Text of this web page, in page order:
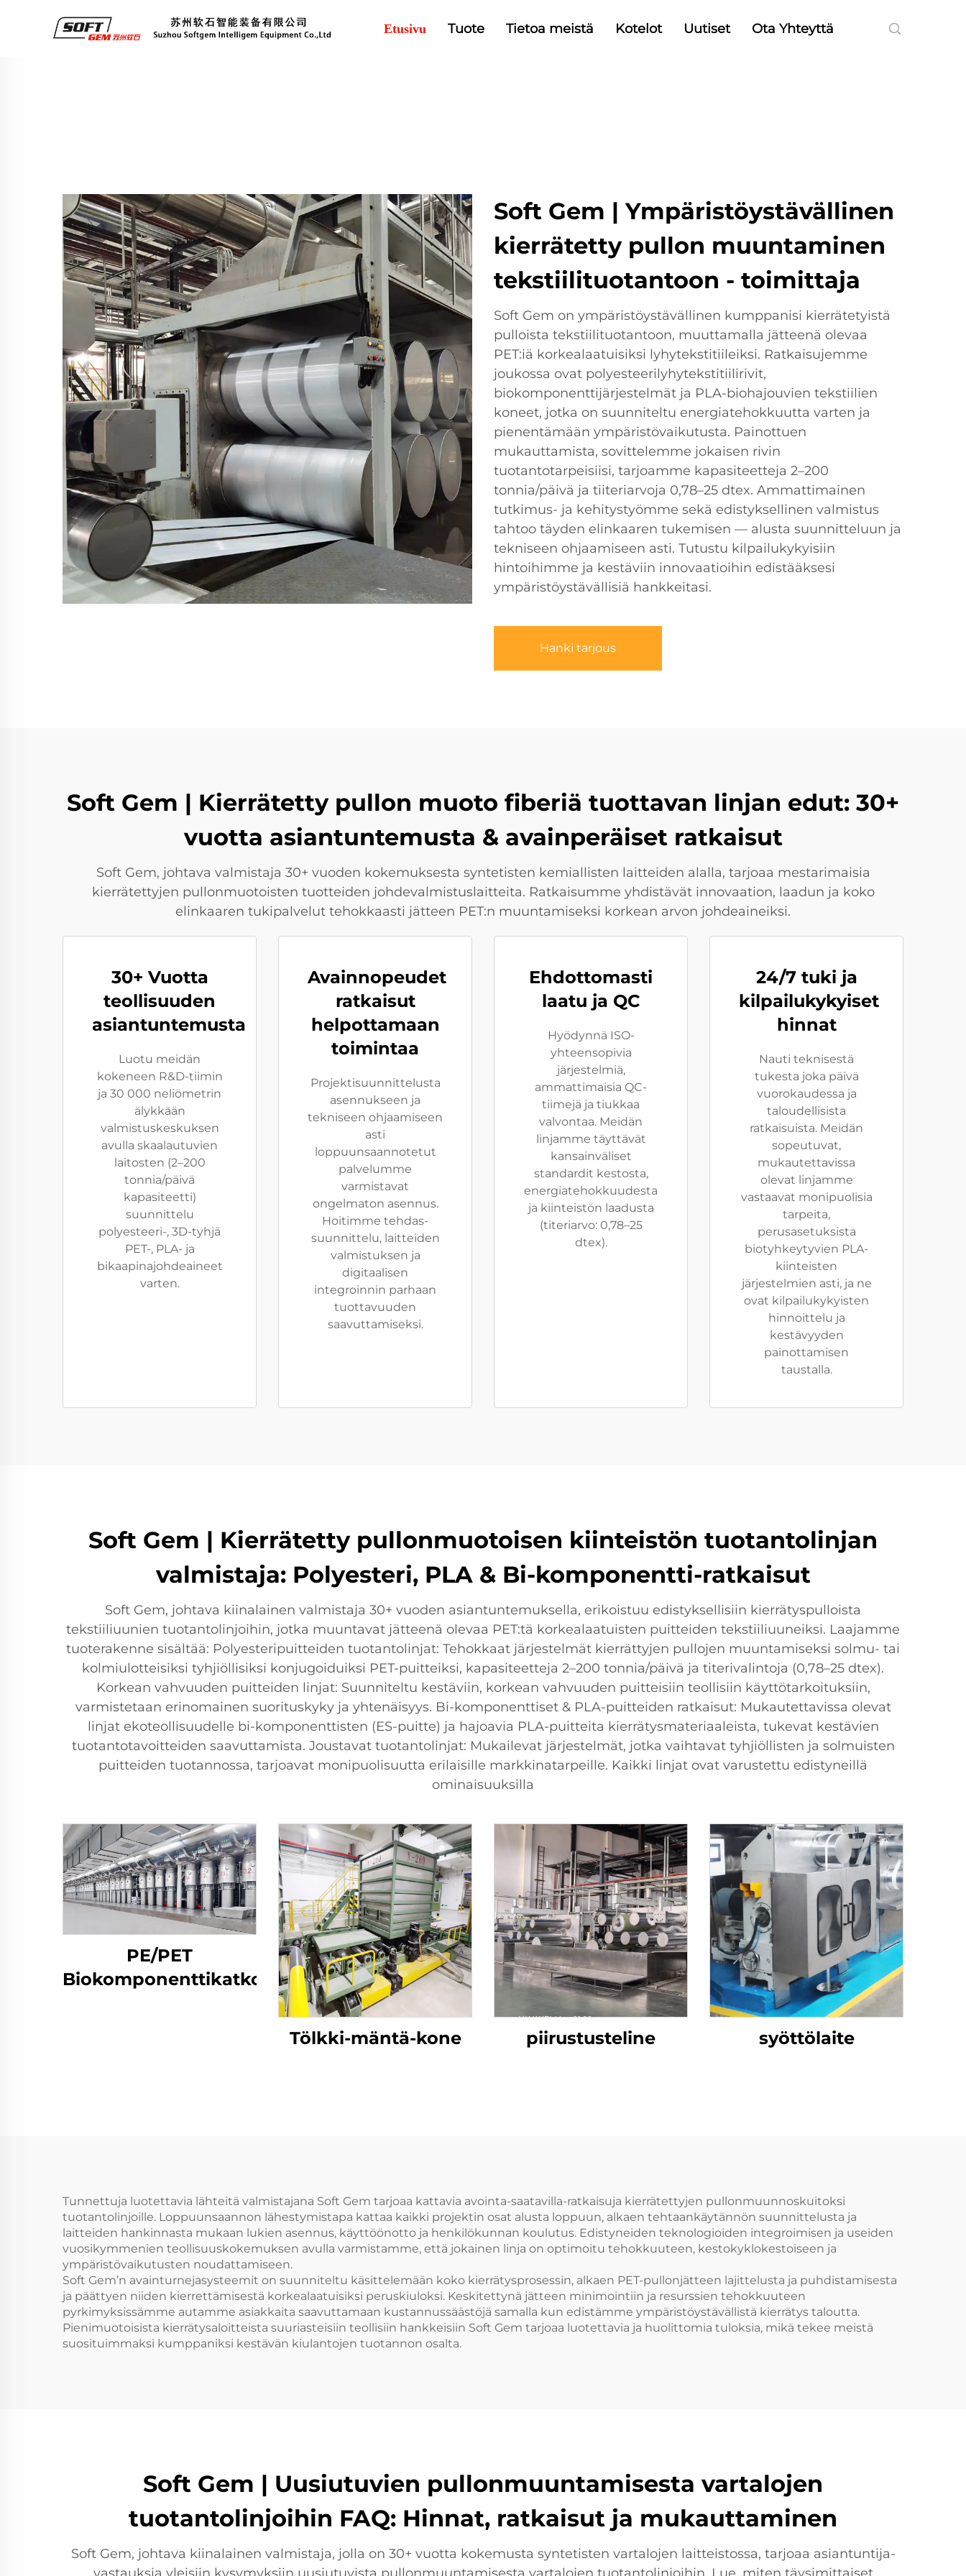
Etusivu Tuote Tietoa meistä Kotelot Uutiset Ota Yhteyttä
Soft Gem | Ympäristöystävällinen
kierrätetty pullon muuntaminen
tekstiilituotantoon - toimittaja
Soft Gem on ympäristöystävällinen kumppanisi kierrätetyistä
pulloista tekstiilituotantoon, muuttamalla jätteenä olevaa
PET:iä korkealaatuisiksi lyhytekstitiileiksi. Ratkaisujemme
joukossa ovat polyesteerilyhytekstitiilirivit,
biokomponenttijärjestelmät ja PLA-biohajouvien tekstiilien
koneet, jotka on suunniteltu energiatehokkuutta varten ja
pienentämään ympäristövaikutusta. Painottuen
mukauttamista, sovittelemme jokaisen rivin
tuotantotarpeisiisi, tarjoamme kapasiteetteja 2–200
tonnia/päivä ja tiiteriarvoja 0,78–25 dtex. Ammattimainen
tutkimus- ja kehitystyömme sekä edistyksellinen valmistus
tahtoo täyden elinkaaren tukemisen — alusta suunnitteluun ja
tekniseen ohjaamiseen asti. Tutustu kilpailukykyisiin
hintoihimme ja kestäviin innovaatioihin edistääksesi
ympäristöystävällisiä hankkeitasi.
Hanki tarjous
Soft Gem | Kierrätetty pullon muoto fiberiä tuottavan linjan edut: 30+
vuotta asiantuntemusta & avainperäiset ratkaisut
Soft Gem, johtava valmistaja 30+ vuoden kokemuksesta syntetisten kemiallisten laitteiden alalla, tarjoaa mestarimaisia
kierrätettyjen pullonmuotoisten tuotteiden johdevalmistuslaitteita. Ratkaisumme yhdistävät innovaation, laadun ja koko
elinkaaren tukipalvelut tehokkaasti jätteen PET:n muuntamiseksi korkean arvon johdeaineiksi.
30+ Vuotta
teollisuuden
asiantuntemusta
Luotu meidän
kokeneen R&D-tiimin
ja 30 000 neliömetrin
älykkään
valmistuskeskuksen
avulla skaalautuvien
laitosten (2–200
tonnia/päivä
kapasiteetti)
suunnittelu
polyesteeri-, 3D-tyhjä
PET-, PLA- ja
bikaapinajohdeaineet
varten.
Avainnopeudet
ratkaisut
helpottamaan
toimintaa
Projektisuunnittelusta
asennukseen ja
tekniseen ohjaamiseen
asti
loppuunsaannotetut
palvelumme
varmistavat
ongelmaton asennus.
Hoitimme tehdas-
suunnittelu, laitteiden
valmistuksen ja
digitaalisen
integroinnin parhaan
tuottavuuden
saavuttamiseksi.
Ehdottomasti
laatu ja QC
Hyödynnä ISO-
yhteensopivia
järjestelmiä,
ammattimaisia QC-
tiimejä ja tiukkaa
valvontaa. Meidän
linjamme täyttävät
kansainväliset
standardit kestosta,
energiatehokkuudesta
ja kiinteistön laadusta
(titeriarvo: 0,78–25
dtex).
24/7 tuki ja
kilpailukykyiset
hinnat
Nauti teknisestä
tukesta joka päivä
vuorokaudessa ja
taloudellisista
ratkaisuista. Meidän
sopeutuvat,
mukautettavissa
olevat linjamme
vastaavat monipuolisia
tarpeita,
perusasetuksista
biotyhkeytyvien PLA-
kiinteisten
järjestelmien asti, ja ne
ovat kilpailukykyisten
hinnoittelu ja
kestävyyden
painottamisen
taustalla.
Soft Gem | Kierrätetty pullonmuotoisen kiinteistön tuotantolinjan
valmistaja: Polyesteri, PLA & Bi-komponentti-ratkaisut
Soft Gem, johtava kiinalainen valmistaja 30+ vuoden asiantuntemuksella, erikoistuu edistyksellisiin kierrätyspulloista
tekstiiliuunien tuotantolinjoihin, jotka muuntavat jätteenä olevaa PET:tä korkealaatuisten puitteiden tekstiiliuuneiksi. Laajamme
tuoterakenne sisältää: Polyesteripuitteiden tuotantolinjat: Tehokkaat järjestelmät kierrättyjen pullojen muuntamiseksi solmu- tai
kolmiulotteisiksi tyhjiöllisiksi konjugoiduiksi PET-puitteiksi, kapasiteetteja 2–200 tonnia/päivä ja titerivalintoja (0,78–25 dtex).
Korkean vahvuuden puitteiden linjat: Suunniteltu kestäviin, korkean vahvuuden puitteisiin teollisiin käyttötarkoituksiin,
varmistetaan erinomainen suorituskyky ja yhtenäisyys. Bi-komponenttiset & PLA-puitteiden ratkaisut: Mukautettavissa olevat
linjat ekoteollisuudelle bi-komponenttisten (ES-puitte) ja hajoavia PLA-puitteita kierrätysmateriaaleista, tukevat kestävien
tuotantotavoitteiden saavuttamista. Joustavat tuotantolinjat: Mukailevat järjestelmät, jotka vaihtavat tyhjiöllisten ja solmuisten
puitteiden tuotannossa, tarjoavat monipuolisuutta erilaisille markkinatarpeille. Kaikki linjat ovat varustettu edistyneillä
ominaisuuksilla
PE/PET
Biokomponenttikatkokuitukone
Tölkki-mäntä-kone piirustusteline syöttölaite
Tunnettuja luotettavia lähteitä valmistajana Soft Gem tarjoaa kattavia avointa-saatavilla-ratkaisuja kierrätettyjen pullonmuunnoskuitoksi
tuotantolinjoille. Loppuunsaannon lähestymistapa kattaa kaikki projektin osat alusta loppuun, alkaen tehtaankäytännön suunnittelusta ja
laitteiden hankinnasta mukaan lukien asennus, käyttöönotto ja henkilökunnan koulutus. Edistyneiden teknologioiden integroimisen ja useiden
vuosikymmenien teollisuuskokemuksen avulla varmistamme, että jokainen linja on optimoitu tehokkuuteen, kestokyklokestoiseen ja
ympäristövaikutusten noudattamiseen.
Soft Gem’n avainturnejasysteemit on suunniteltu käsittelemään koko kierrätysprosessin, alkaen PET-pullonjätteen lajittelusta ja puhdistamisesta
ja päättyen niiden kierrettämisestä korkealaatuisiksi peruskiuloksi. Keskitettynä jätteen minimointiin ja resurssien tehokkuuteen
pyrkimyksissämme autamme asiakkaita saavuttamaan kustannussäästöjä samalla kun edistämme ympäristöystävällistä kierrätys taloutta.
Pienimuotoisista kierrätysaloitteista suuriasteisiin teollisiin hankkeisiin Soft Gem tarjoaa luotettavia ja huolittomia tuloksia, mikä tekee meistä
suosituimmaksi kumppaniksi kestävän kiulantojen tuotannon osalta.
Soft Gem | Uusiutuvien pullonmuuntamisesta vartalojen
tuotantolinjoihin FAQ: Hinnat, ratkaisut ja mukauttaminen
Soft Gem, johtava kiinalainen valmistaja, jolla on 30+ vuotta kokemusta syntetisten vartalojen laitteistossa, tarjoaa asiantuntija-